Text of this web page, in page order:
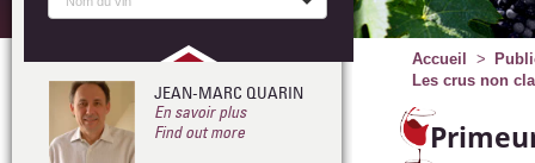
Accueil
Les crus non
JEAN-MARC QUARIN
En savoir plus
Find out more